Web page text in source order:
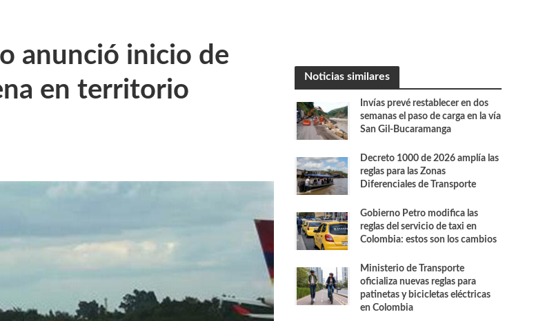
anunció inicio de
en territorio
Noticias similares
Invías prevé restablecer en dos
semanas el paso de carga en la vía
San Gil-Bucaramanga
Decreto 1000 de 2026 amplía las
reglas para las Zonas
Diferenciales de Transporte
Gobierno Petro modifica las
reglas del servicio de taxi en
Colombia: estos son los cambios
Ministerio de Transporte
oficializa nuevas reglas para
patinetas y bicicletas eléctricas
en Colombia